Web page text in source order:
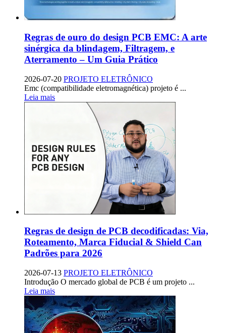
Regras de ouro do design PCB EMC: A arte
sinérgica da blindagem, Filtragem, e
Aterramento – Um Guia Prático
2026-07-20 PROJETO ELETRÔNICO
Emc (compatibilidade eletromagnética) projeto é ...
Leia mais
Regras de design de PCB decodificadas: Via,
Roteamento, Marca Fiducial & Shield Can
Padrões para 2026
2026-07-13 PROJETO ELETRÔNICO
Introdução O mercado global de PCB é um projeto ...
Leia mais